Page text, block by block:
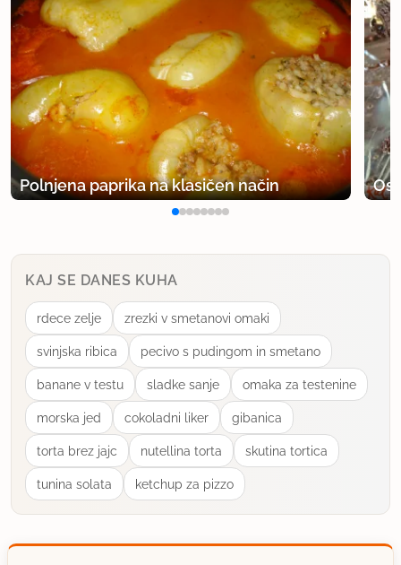
Polnjena paprika na klasičen način
KAJ SE DANES KUHA
rdece zelje zrezki v smetanovi omaki
svinjska ribica pecivo s pudingom in smetano
banane v testu sladke sanje omaka za testenine
morska jed cokoladni liker gibanica
torta brez jajc nutellina torta skutina tortica
tunina solata ketchup za pizzo